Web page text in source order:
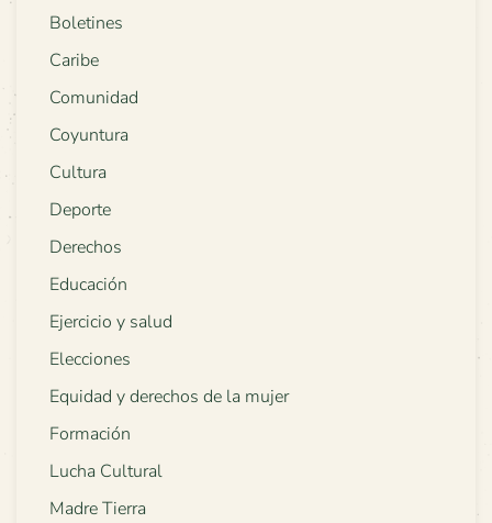
Boletines
Caribe
Comunidad
Coyuntura
Cultura
Deporte
Derechos
Educación
Ejercicio y salud
Elecciones
Equidad y derechos de la mujer
Formación
Lucha Cultural
Madre Tierra